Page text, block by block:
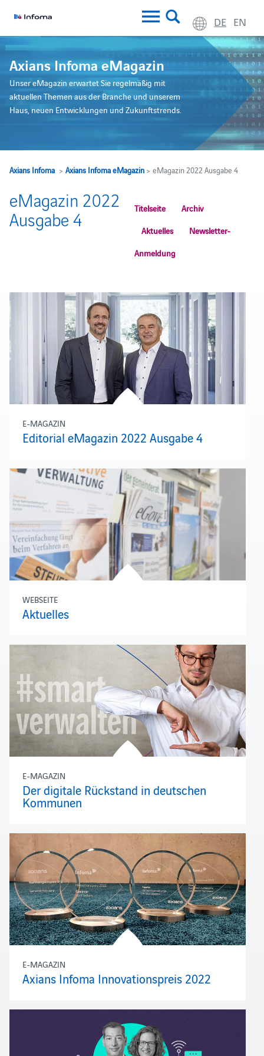
DE EN
Axians Infoma eMagazin
Unser eMagazin erwartet Sie regelmäßig mit
aktuellen Themen aus der Branche und unserem
Haus, neuen Entwicklungen und Zukunftstrends.
Axians Infoma> Axians Infoma eMagazin> eMagazin 2022 Ausgabe 4
eMagazin 2022
Ausgabe 4
Titelseite
Archiv
Aktuelles
Newsletter-
Anmeldung
E-MAGAZIN
Editorial eMagazin 2022 Ausgabe 4
WEBSEITE
Aktuelles
E-MAGAZIN
Der digitale Rückstand in deutschen
Kommunen
E-MAGAZIN
Axians Infoma Innovationspreis 2022